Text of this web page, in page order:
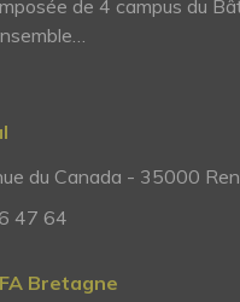
de 4 campus du
du Canada - 35000
47 64
Bretagne